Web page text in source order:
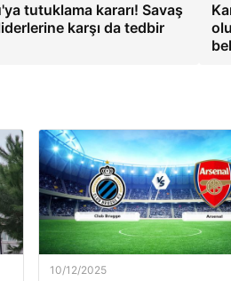
tutuklama kararı! Savaş
karşı da tedbir
10/12/2025